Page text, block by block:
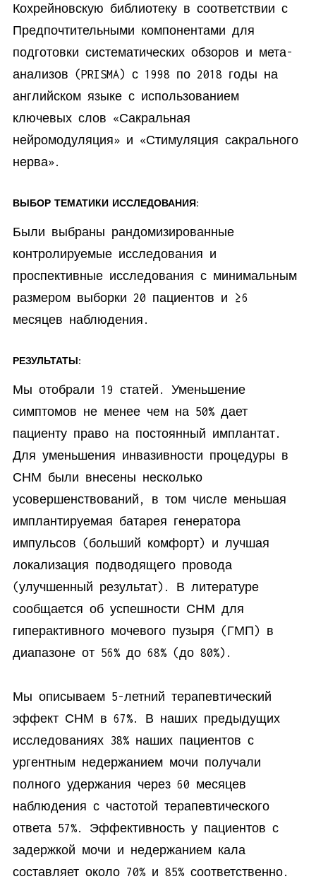
Кохрейновскую библиотеку в соответствии с
Предпочтительными компонентами для
подготовки систематических обзоров и мета-
анализов (PRISMA) с 1998 по 2018 годы на
английском языке с использованием
ключевых слов «Сакральная
нейромодуляция» и «Стимуляция сакрального
нерва».
ВЫБОР ТЕМАТИКИ ИССЛЕДОВАНИЯ:
Были выбраны рандомизированные
контролируемые исследования и
проспективные исследования с минимальным
размером выборки 20 пациентов и ≥6
месяцев наблюдения.
РЕЗУЛЬТАТЫ:
Мы отобрали 19 статей. Уменьшение
симптомов не менее чем на 50% дает
пациенту право на постоянный имплантат.
Для уменьшения инвазивности процедуры в
СНМ были внесены несколько
усовершенствований, в том числе меньшая
имплантируемая батарея генератора
импульсов (больший комфорт) и лучшая
локализация подводящего провода
(улучшенный результат). В литературе
сообщается об успешности СНМ для
гиперактивного мочевого пузыря (ГМП) в
диапазоне от 56% до 68% (до 80%).
Мы описываем 5-летний терапевтический
эффект СНМ в 67%. В наших предыдущих
исследованиях 38% наших пациентов с
ургентным недержанием мочи получали
полного удержания через 60 месяцев
наблюдения с частотой терапевтического
ответа 57%. Эффективность у пациентов с
задержкой мочи и недержанием кала
составляет около 70% и 85% соответственно.